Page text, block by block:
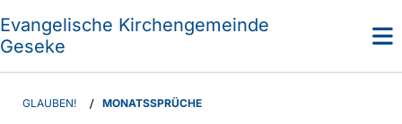
Evangelische Kirchengemeinde
Geseke
GLAUBEN! / MONATSSPRÜCHE